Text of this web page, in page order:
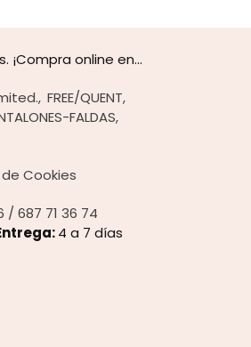
online en...
FREE/QUENT
FALDAS
Cookies
/ 687 71 36 74
4 a 7 días